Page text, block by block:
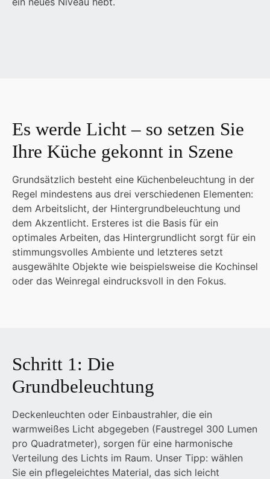
Es werde Licht – so setzen Sie
Ihre Küche gekonnt in Szene
Grundsätzlich besteht eine Küchenbeleuchtung in der
Regel mindestens aus drei verschiedenen Elementen:
dem Arbeitslicht, der Hintergrundbeleuchtung und
dem Akzentlicht. Ersteres ist die Basis für ein
optimales Arbeiten, das Hintergrundlicht sorgt für ein
stimmungsvolles Ambiente und letzteres setzt
ausgewählte Objekte wie beispielsweise die Kochinsel
oder das Weinregal eindrucksvoll in den Fokus.
Schritt 1: Die
Grundbeleuchtung
Deckenleuchten oder Einbaustrahler, die ein
warmweißes Licht abgegeben (Faustregel 300 Lumen
pro Quadratmeter), sorgen für eine harmonische
Verteilung des Lichts im Raum. Unser Tipp: wählen
Sie ein pflegeleichtes Material, das sich leicht